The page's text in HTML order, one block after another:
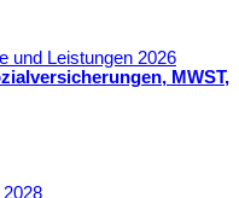
und Leistungen 2026
MWST,